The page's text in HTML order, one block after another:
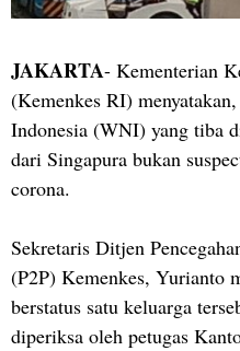
JAKARTA- Kementerian
(Kemenkes RI)
Indonesia (WNI) yang tiba
dari Singapura bukan
corona.
Sekretaris Ditjen
(P2P) Kemenkes, Yurianto
berstatus satu keluarga
diperiksa oleh petugas